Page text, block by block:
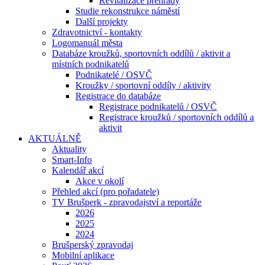
Studie rekonstrukce náměstí
Další projekty
Zdravotnictví - kontakty
Logomanuál města
Databáze kroužků, sportovních oddílů / aktivit a
místních podnikatelů
Podnikatelé / OSVČ
Kroužky / sportovní oddíly / aktivity
Registrace do databáze
Registrace podnikatelů / OSVČ
Registrace kroužků / sportovních oddílů a
aktivit
AKTUÁLNĚ
Aktuality
Smart-Info
Kalendář akcí
Akce v okolí
Přehled akcí (pro pořadatele)
TV Brušperk - zpravodajství a reportáže
2026
2025
2024
Brušperský zpravodaj
Mobilní aplikace